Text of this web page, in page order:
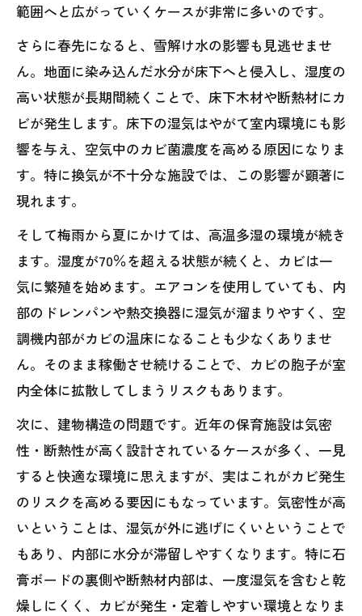
範囲へと広がっていくケースが非常に多いのです。
さらに春先になると、雪解け水の影響も見逃せませ
ん。地面に染み込んだ水分が床下へと侵入し、湿度の
高い状態が長期間続くことで、床下木材や断熱材にカ
ビが発生します。床下の湿気はやがて室内環境にも影
響を与え、空気中のカビ菌濃度を高める原因になりま
す。特に換気が不十分な施設では、この影響が顕著に
現れます。
そして梅雨から夏にかけては、高温多湿の環境が続き
ます。湿度が70％を超える状態が続くと、カビは一
気に繁殖を始めます。エアコンを使用していても、内
部のドレンパンや熱交換器に湿気が溜まりやすく、空
調機内部がカビの温床になることも少なくありませ
ん。そのまま稼働させ続けることで、カビの胞子が室
内全体に拡散してしまうリスクもあります。
次に、建物構造の問題です。近年の保育施設は気密
性・断熱性が高く設計されているケースが多く、一見
すると快適な環境に思えますが、実はこれがカビ発生
のリスクを高める要因にもなっています。気密性が高
いということは、湿気が外に逃げにくいということで
もあり、内部に水分が滞留しやすくなります。特に石
膏ボードの裏側や断熱材内部は、一度湿気を含むと乾
燥しにくく、カビが発生・定着しやすい環境となりま